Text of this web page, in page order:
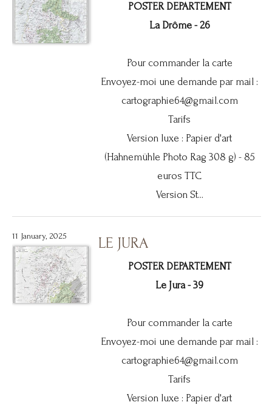
POSTER DEPARTEMENT
La Drôme - 26
Pour commander la carte
Envoyez-moi une demande par mail :
cartographie64@gmail.com
Tarifs
Version luxe : Papier d'art
(Hahnemühle Photo Rag 308 g) - 85
euros TTC
Version St...
11 January, 2025 LE JURA
POSTER DEPARTEMENT
Le Jura - 39
Pour commander la carte
Envoyez-moi une demande par mail :
cartographie64@gmail.com
Tarifs
Version luxe : Papier d'art